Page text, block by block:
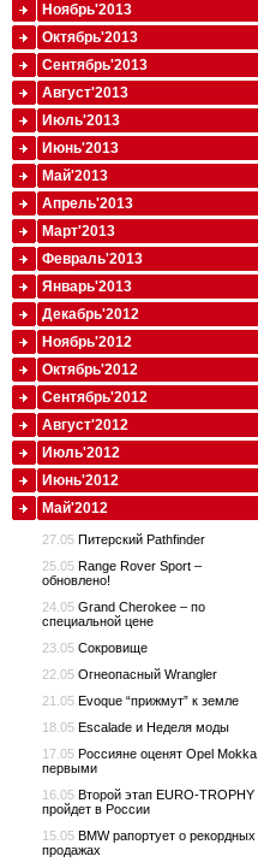
Ноябрь'2013
Октябрь'2013
Сентябрь'2013
Август'2013
Июль'2013
Июнь'2013
Май'2013
Апрель'2013
Март'2013
Февраль'2013
Январь'2013
Декабрь'2012
Ноябрь'2012
Октябрь'2012
Сентябрь'2012
Август'2012
Июль'2012
Июнь'2012
Май'2012
27.05 Питерский Pathfinder
25.05 Range Rover Sport –
обновлено!
24.05 Grand Cherokee – по
специальной цене
23.05 Сокровище
22.05 Огнеопасный Wrangler
21.05 Evoque “прижмут” к земле
18.05 Escalade и Неделя моды
17.05 Россияне оценят Opel Mokka
первыми
16.05 Второй этап EURO-TROPHY
пройдет в России
15.05 BMW рапортует о рекордных
продажах